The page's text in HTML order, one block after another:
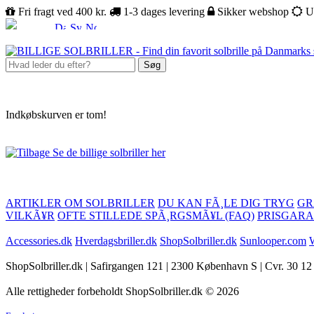
Fri fragt ved 400 kr. 1-3 dages levering Sikker webshop
Søg
Indkøbskurven er tom!
Se de billige solbriller her
ARTIKLER OM SOLBRILLER DU KAN FÃ¸LE DIG TRYG
VILKÃ¥R OFTE STILLEDE SPÃ¸RGSMÃ¥L (FAQ)
Accessories.dk Hverdagsbriller.dk ShopSolbriller.dk Sunlooper.com
ShopSolbriller.dk | Safirgangen 121 | 2300 København S | Cvr. 30 12
Alle rettigheder forbeholdt ShopSolbriller.dk © 2026